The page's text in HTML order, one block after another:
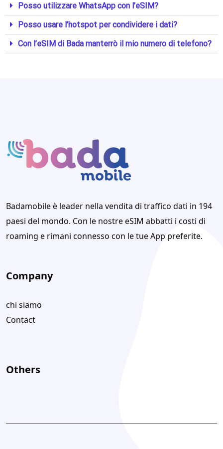
Posso utilizzare WhatsApp con l’eSIM?
Posso usare l’hotspot per condividere i dati?
Con l’eSIM di Bada manterrò il mio numero di telefono?
Badamobile è leader nella vendita di traffico dati in 194
paesi del mondo. Con le nostre eSIM abbatti i costi di
roaming e rimani connesso con le tue App preferite.
Company
chi siamo
Contact
Others